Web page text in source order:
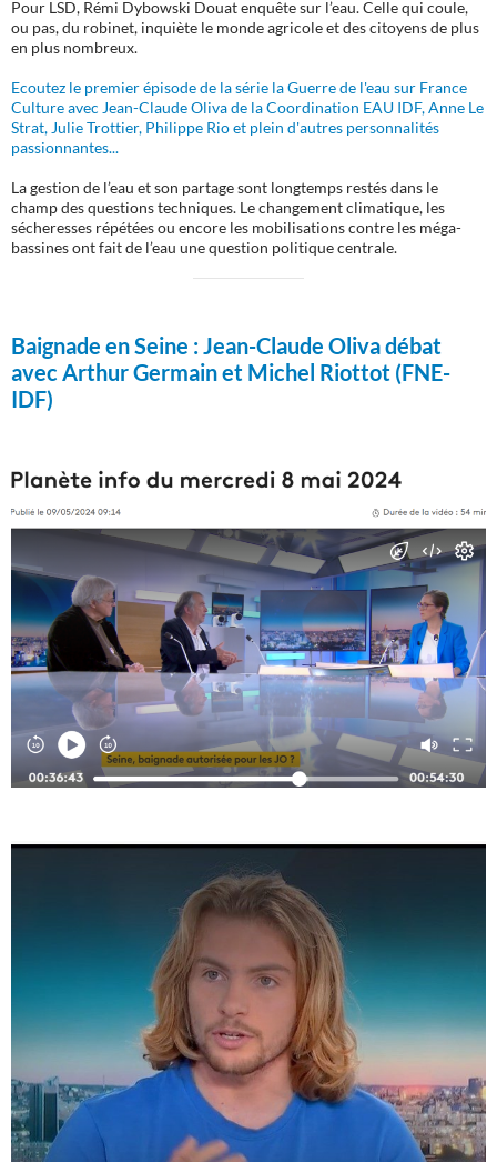
Pour LSD, Rémi Dybowski Douat enquête sur l’eau. Celle qui coule,
ou pas, du robinet, inquiète le monde agricole et des citoyens de plus
en plus nombreux.
Ecoutez le premier épisode de la série la Guerre de l'eau sur France
Culture avec Jean-Claude Oliva de la Coordination EAU IDF, Anne Le
Strat, Julie Trottier, Philippe Rio et plein d'autres personnalités
passionnantes...
La gestion de l’eau et son partage sont longtemps restés dans le
champ des questions techniques. Le changement climatique, les
sécheresses répétées ou encore les mobilisations contre les méga-
bassines ont fait de l’eau une question politique centrale.
Baignade en Seine :Jean-Claude Oliva débat
avec Arthur Germain et Michel Riottot (FNE-
IDF)